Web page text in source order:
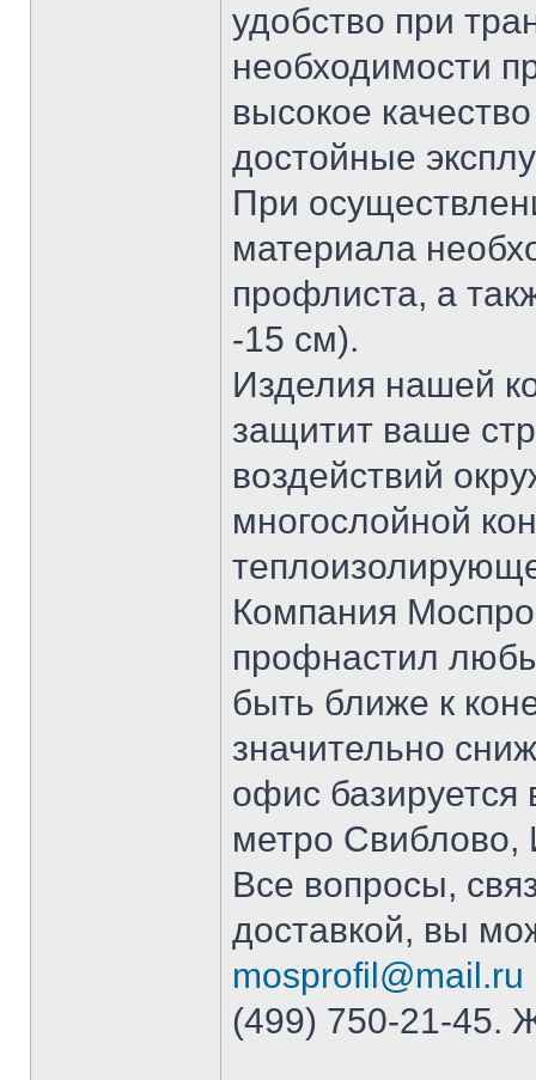
удобство при
необходимости
высокое
достойные
При
материала
профлиста, а
-15 см).
Изделия нашей
защитит ваше
воздействий
многослойной
Компания
профнастил
быть ближе к
значительно
офис базируется
метро Свиблово,
Все вопросы,
доставкой, вы
mosprofil@mail.ru
(499) 750-21-45.